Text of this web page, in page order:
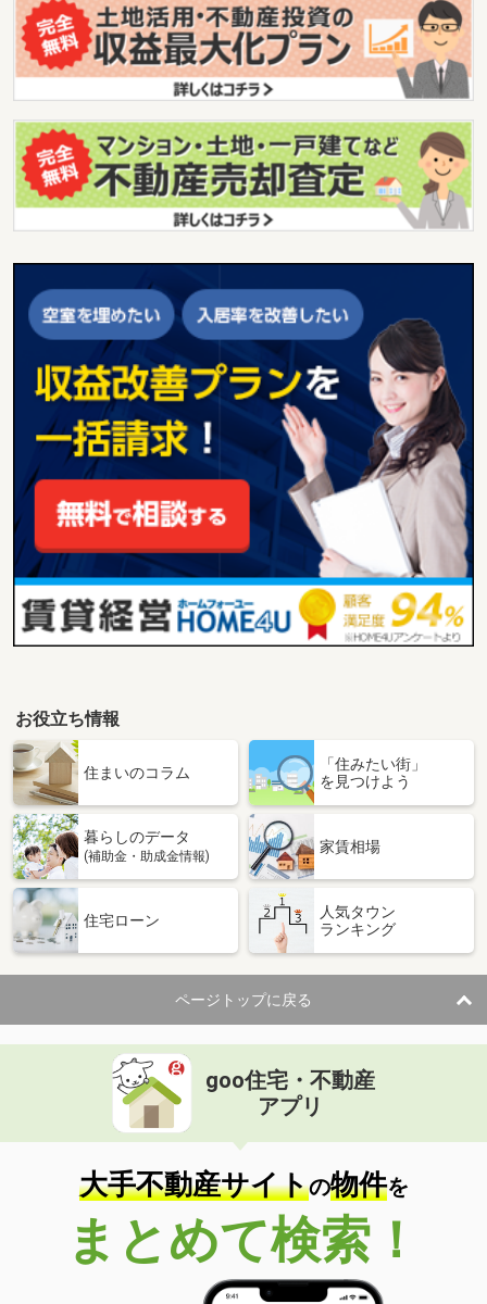
お役立ち情報
住まいのコラム
「住みたい街」
を見つけよう
暮らしのデータ
(補助金・助成金情報)
家賃相場
住宅ローン
人気タウン
ランキング
ページトップに戻る
goo住宅・不動産
アプリ
大手不動産サイトの物件を
まとめて検索！